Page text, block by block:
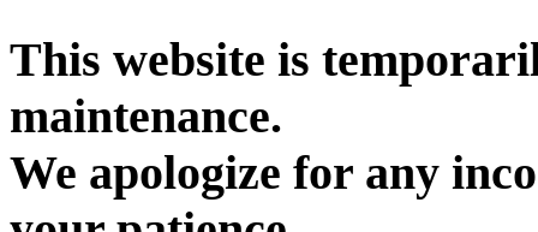
This website is
maintenance.
We apologize for any